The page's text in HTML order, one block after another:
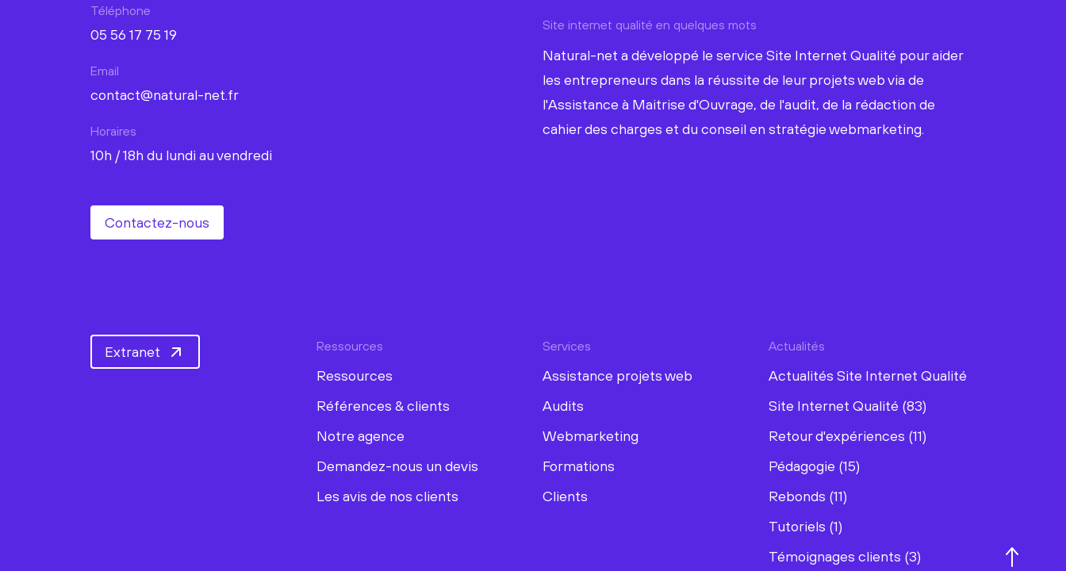
Téléphone
05 56 17 75 19
Email
contact@natural-net.fr
Horaires
10h / 18h du lundi au vendredi
Contactez-nous
Site internet qualité en quelques mots
Natural-net a développé le service Site Internet Qualité pour aider
les entrepreneurs dans la réussite de leur projets web via de
l'Assistance à Maitrise d'Ouvrage, de l'audit, de la rédaction de
cahier des charges et du conseil en stratégie webmarketing.
Extranet Ressources
Ressources
Références & clients
Notre agence
Demandez-nous un devis
Les avis de nos clients
Services
Assistance projets web
Audits
Webmarketing
Formations
Clients
Actualités
Actualités Site Internet Qualité
Site Internet Qualité (83)
Retour d'expériences (11)
Pédagogie (15)
Rebonds (11)
Tutoriels (1)
Témoignages clients (3)